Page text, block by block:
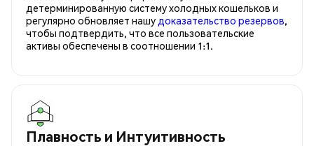
детерминированную систему холодных кошельков и
регулярно обновляет нашу доказательство резервов,
чтобы подтвердить, что все пользовательские
активы обеспечены в соотношении 1:1.
Плавность и Интуитивность